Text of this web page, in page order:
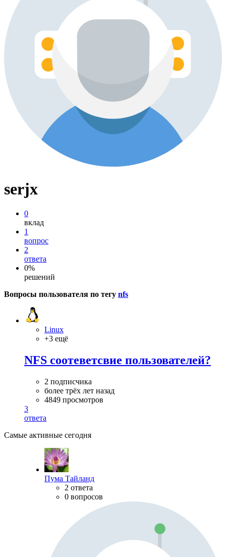
serjx
0
вклад
1
вопрос
2
ответа
0%
решений
Вопросы пользователя по тегу nfs
Linux
+3 ещё
NFS соотеветсвие пользователей?
2 подписчика
более трёх лет назад
4849 просмотров
3
ответа
Самые активные сегодня
Пума Тайланд
2 ответа
0 вопросов